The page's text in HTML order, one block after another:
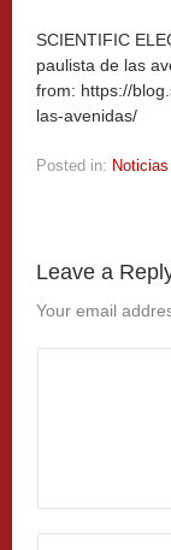
SCIENTIFIC
paulista de las
from: https://
las-avenidas/
Posted in: Noticias
Leave a
Your email